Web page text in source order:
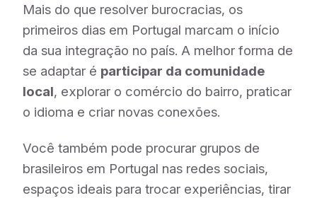
Mais do que resolver burocracias, os
primeiros dias em Portugal marcam o início
da sua integração no país. A melhor forma de
se adaptar é participar da comunidade
local, explorar o comércio do bairro, praticar
o idioma e criar novas conexões.
Você também pode procurar grupos de
brasileiros em Portugal nas redes sociais,
espaços ideais para trocar experiências, tirar